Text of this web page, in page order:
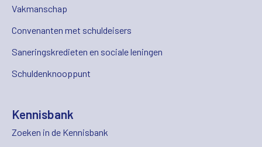
Vakmanschap
Convenanten met schuldeisers
Saneringskredieten en sociale leningen
Schuldenknooppunt
Kennisbank
Zoeken in de Kennisbank